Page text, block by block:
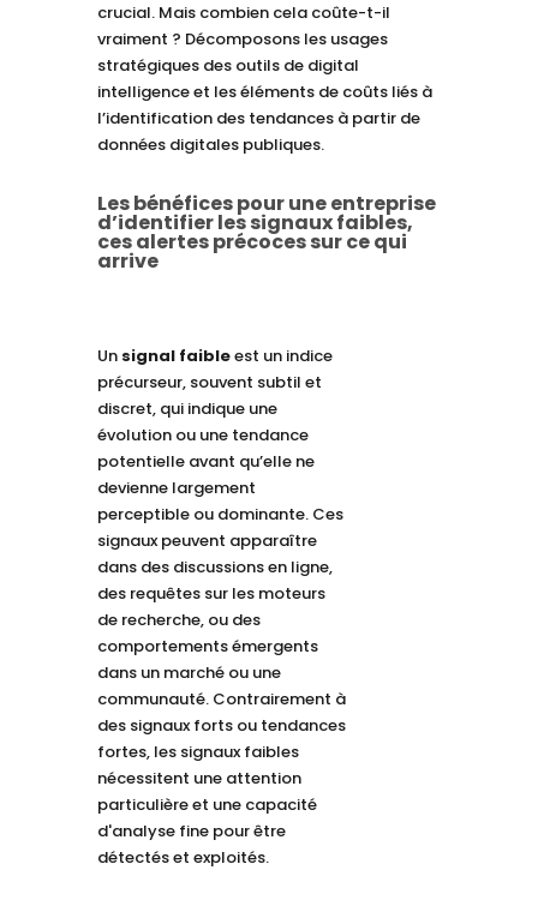
crucial. Mais combien cela coûte-t-il
vraiment ? Décomposons les usages
stratégiques des outils de digital
intelligence et les éléments de coûts liés à
l’identification des tendances à partir de
données digitales publiques.
Les bénéfices pour une entreprise
d’identifier les signaux faibles,
ces alertes précoces sur ce qui
arrive
Un signal faibleest un indice
précurseur, souvent subtil et
discret, qui indique une
évolution ou une tendance
potentielle avant qu’elle ne
devienne largement
perceptible ou dominante. Ces
signaux peuvent apparaître
dans des discussions en ligne,
des requêtes sur les moteurs
de recherche, ou des
comportements émergents
dans un marché ou une
communauté. Contrairement à
des signaux forts ou tendances
fortes, les signaux faibles
nécessitent une attention
particulière et une capacité
d'analyse fine pour être
détectés et exploités.